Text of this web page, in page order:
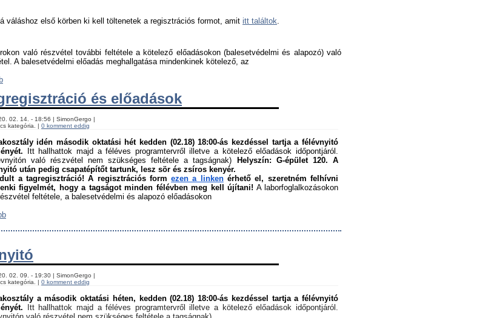
váláshoz első körben ki kell töltenetek a regisztrációs formot, amit itt találtok.
való részvétel további feltétele a kötelező előadásokon (balesetvédelmi és alapozó) való
A balesetvédelmi előadás meghallgatása mindenkinek kötelező, az
és előadások
kategória. |
0 komment eddig
idén második oktatási hét kedden (02.18) 18:00-ás kezdéssel tartja a félévnyitó
Itt hallhattok majd a féléves programtervről illetve a kötelező előadások időpontjáról.
való részvétel nem szükséges feltétele a tagságnak) Helyszín: G-épület 120.
A
után pedig csapatépítőt tartunk, lesz sör és zsíros kenyér.
a tagregisztráció! A regisztrációs form ezen a linken érhető el, szeretném felhívni
figyelmét, hogy a tagságot minden félévben meg kell újítani! A laborfoglalkozásokon
feltétele, a balesetvédelmi és alapozó előadásokon
kategória. |
0 komment eddig
a második oktatási héten, kedden (02.18) 18:00-ás kezdéssel tartja a félévnyitó
Itt hallhattok majd a féléves programtervről illetve a kötelező előadások időpontjáról.
való részvétel nem szükséges feltétele a tagságnak)